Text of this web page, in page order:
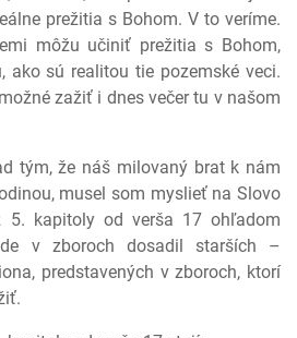
prežitia s Bohom. V to veríme.
môžu učiniť prežitia s Bohom,
ako sú realitou tie pozemské veci.
zažiť i dnes večer tu v našom
tým, že náš milovaný brat k nám
musel som myslieť na Slovo
kapitoly od verša 17 ohľadom
v zboroch dosadil starších –
predstavených v zboroch, ktorí